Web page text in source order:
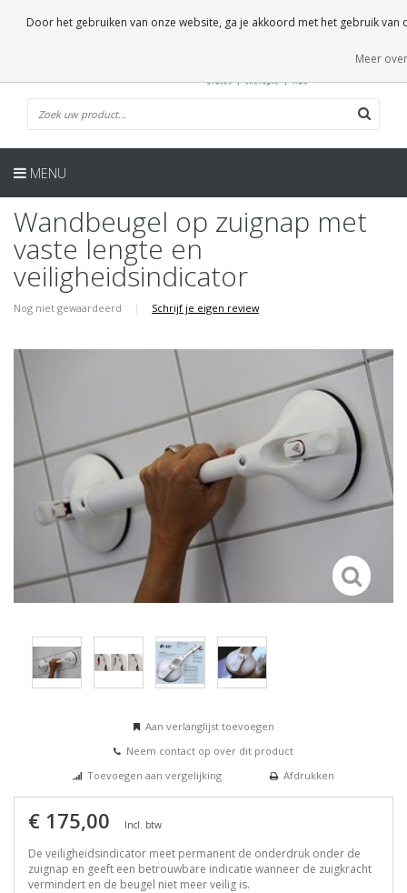
0 Artikelen
NL
MENU
Wandbeugel op zuignap met
vaste lengte en
veiligheidsindicator
Nog niet gewaardeerd | Schrijf je eigen review
Aan verlanglijst toevoegen
Neem contact op over dit product
Toevoegen aan vergelijking
Afdrukken
€ 175,00 Incl. btw
De veiligheidsindicator meet permanent de onderdruk onder de
zuignap en geeft een betrouwbare indicatie wanneer de zuigkracht
vermindert en de beugel niet meer veilig is.
Door het gebruiken van onze website, ga je akkoord met het gebruik
Meer